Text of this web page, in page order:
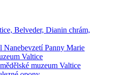
Belveder, Dianin chrám,
Nanebevzetí Panny Marie
Valtice
muzeum Valtice